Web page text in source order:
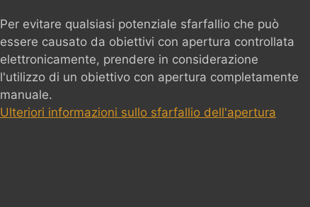
Per evitare qualsiasi potenziale sfarfallio che può
essere causato da obiettivi con apertura controllata
elettronicamente, prendere in considerazione
l'utilizzo di un obiettivo con apertura completamente
manuale.
Ulteriori informazioni sullo sfarfallio dell'apertura